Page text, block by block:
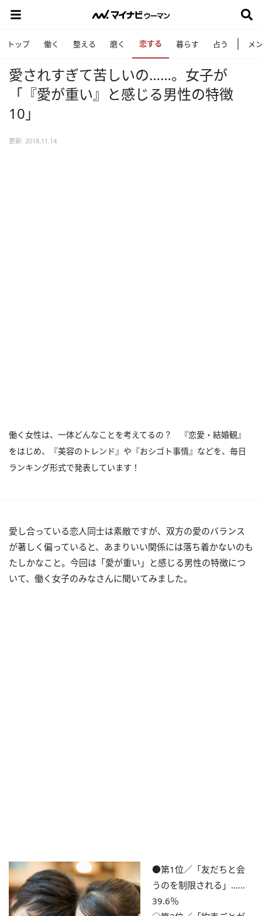
トップ 働く 整える 磨く 恋する 暮らす 占う メ
愛されすぎて苦しいの……。女子が
「『愛が重い』と感じる男性の特徴
10」
更新: 2018.11.14
働く女性は、一体どんなことを考えてるの？ 『恋愛・結婚観』
をはじめ、『美容のトレンド』や『おシゴト事情』などを、毎日
ランキング形式で発表しています！
愛し合っている恋人同士は素敵ですが、双方の愛のバランス
が著しく偏っていると、あまりいい関係には落ち着かないのも
たしかなこと。今回は「愛が重い」と感じる男性の特徴につ
いて、働く女子のみなさんに聞いてみました。
●第1位／「友だちと会
うのを制限される」……
39.6％